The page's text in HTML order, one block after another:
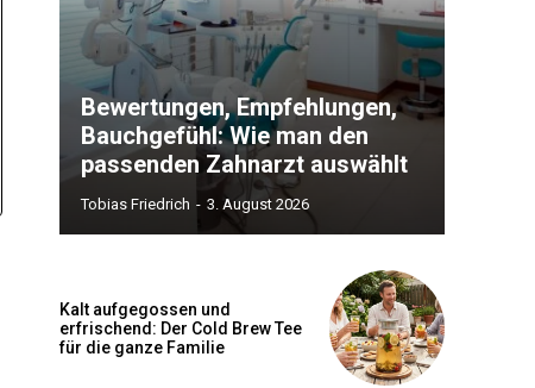
Bewertungen, Empfehlungen,
Bauchgefühl: Wie man den
passenden Zahnarzt auswählt
Tobias Friedrich - 3. August 2026
Kalt aufgegossen und
erfrischend: Der Cold Brew Tee
für die ganze Familie